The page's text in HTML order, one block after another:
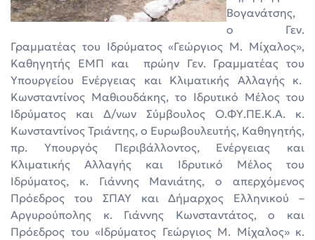
Βογανάτσης,
ο Γεν.
Γραμματέας του Ιδρύματος «Γεώργιος Μ. Μίχαλος»,
Καθηγητής ΕΜΠ και πρώην Γεν. Γραμματέας του
Υπουργείου Ενέργειας και Κλιματικής Αλλαγής κ.
Κωνσταντίνος Μαθιουδάκης, το Ιδρυτικό Μέλος του
Ιδρύματος και Δ/νων Σύμβουλος Ο.ΦΥ.ΠΕ.Κ.Α. κ.
Κωνσταντίνος Τριάντης, ο Ευρωβουλευτής, Καθηγητής,
πρ. Υπουργός Περιβάλλοντος, Ενέργειας και
Κλιματικής Αλλαγής και Ιδρυτικό Μέλος του
Ιδρύματος, κ. Γιάννης Μανιάτης, ο απερχόμενος
Πρόεδρος του ΣΠΑΥ και Δήμαρχος Ελληνικού –
Αργυρούπολης κ. Γιάννης Κωνσταντάτος, ο και
Πρόεδρος του «Ιδρύματος Γεώργιος Μ. Μίχαλος» κ.